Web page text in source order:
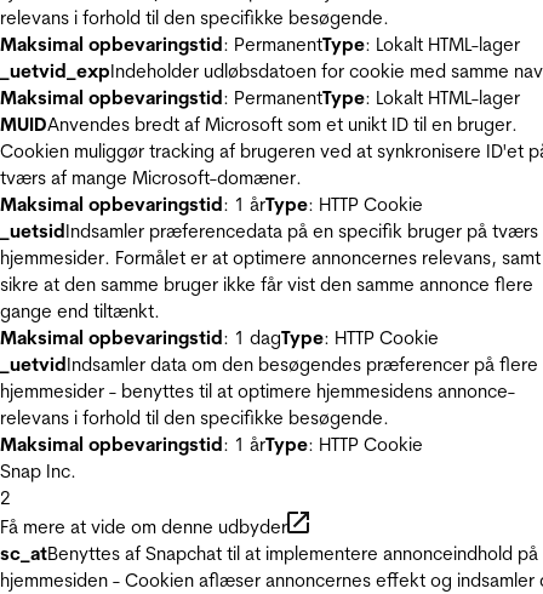
relevans i forhold til den specifikke besøgende.
Maksimal opbevaringstid: PermanentType: Lokalt HTML-lager
_uetvid_expIndeholder udløbsdatoen for cookie med samme
Maksimal opbevaringstid: PermanentType: Lokalt HTML-lager
MUIDAnvendes bredt af Microsoft som et unikt ID til en bruger.
Cookien muliggør tracking af brugeren ved at synkronisere ID'et
tværs af mange Microsoft-domæner.
Maksimal opbevaringstid: 1 årType: HTTP Cookie
_uetsidIndsamler præferencedata på en specifik bruger på tværs
hjemmesider. Formålet er at optimere annoncernes relevans, samt
sikre at den samme bruger ikke får vist den samme annonce flere
gange end tiltænkt.
Maksimal opbevaringstid: 1 dagType: HTTP Cookie
_uetvidIndsamler data om den besøgendes præferencer på flere
hjemmesider - benyttes til at optimere hjemmesidens annonce-
relevans i forhold til den specifikke besøgende.
Maksimal opbevaringstid: 1 årType: HTTP Cookie
Snap Inc.
2
Få mere at vide om denne udbyder
sc_atBenyttes af Snapchat til at implementere annonceindhold på
hjemmesiden - Cookien aflæser annoncernes effekt og indsamler